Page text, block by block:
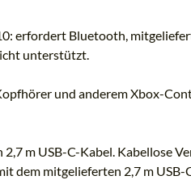
erfordert Bluetooth,
unterstützt.
und anderem Xbox-
m USB-C-Kabel. Kabellose
dem mitgelieferten 2,7 m